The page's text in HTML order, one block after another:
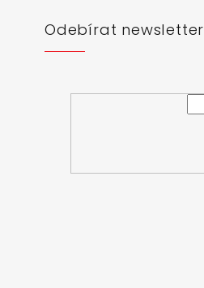
Odebírat newsletter